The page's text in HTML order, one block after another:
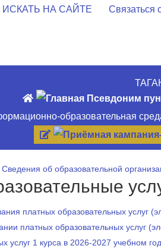
ИСКАТЬ НА САЙТЕ Связаться
образовательная
Сведения об образовательной
платных образовательных услуг
платных образовательных услуг
услуг 1 курса в 2026-2027 учебном